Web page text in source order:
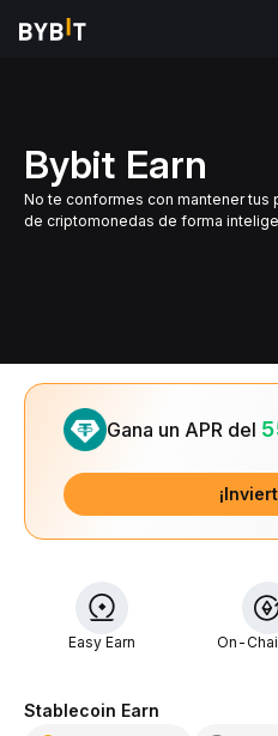
Bybit Earn
No te conformes con mantener tus
de criptomonedas de forma
Slide 1 of 1Gana un APR del
Easy Earn On-
Stablecoin Earn